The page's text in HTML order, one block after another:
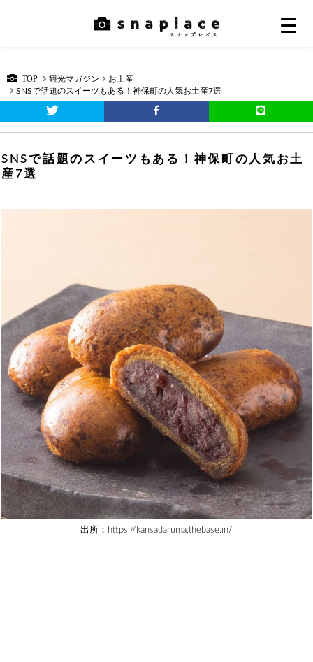
TOP 観光マガジン
お土産
SNSで話題のスイーツもある！神保町の人気お土産7選
SNSで話題のスイーツもある！神保町の人気お土
産7選
出所：https://kansadaruma.thebase.in/